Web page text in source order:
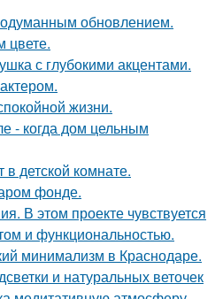
обновлением.
цвете.
с глубокими акцентами.
жизни.
- когда дом цельным
детской комнате.
фонде.
В этом проекте чувствуется
и функциональностью.
минимализм в Краснодаре.
и натуральных веточек